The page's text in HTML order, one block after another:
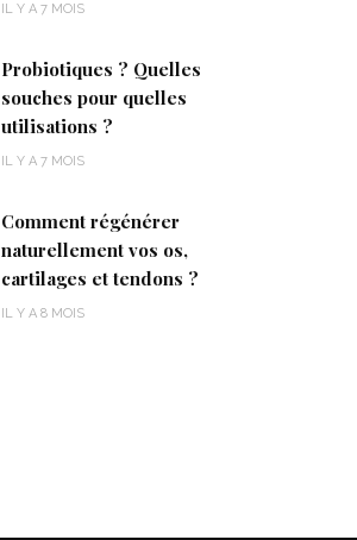
IL Y A 7 MOIS
Probiotiques ? Quelles
souches pour quelles
utilisations ?
IL Y A 7 MOIS
Comment régénérer
naturellement vos os,
cartilages et tendons ?
IL Y A 8 MOIS